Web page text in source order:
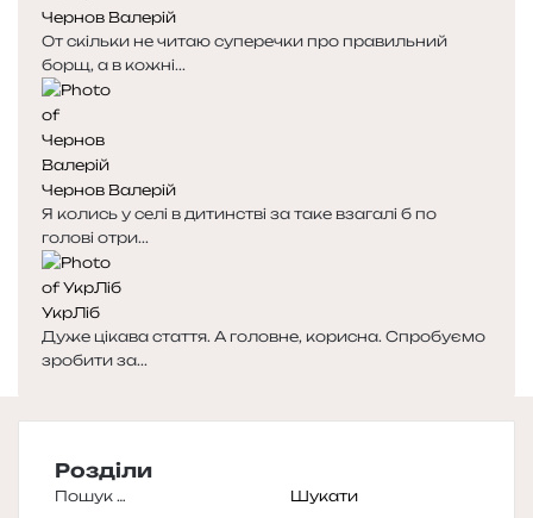
Чернов Валерій
От скільки не читаю суперечки про правильний
борщ, а в кожні...
Чернов Валерій
Я колись у селі в дитинстві за таке взагалі б по
голові отри...
УкрЛіб
Дуже цікава стаття. А головне, корисна. Спробуємо
зробити за...
Розділи
Пошук: